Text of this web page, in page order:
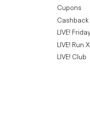
Cupons
Cashback
LIVE!
LIVE! Run
LIVE! Club